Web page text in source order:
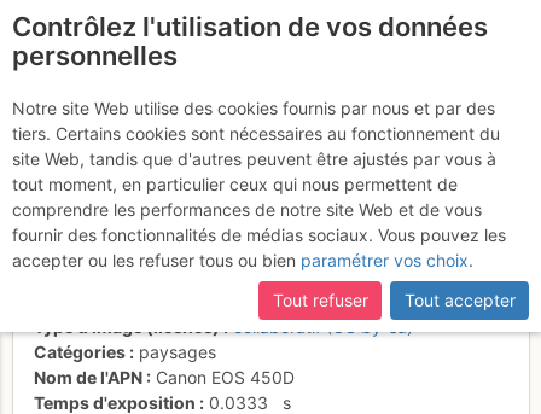
certaines pages ne sont plus accessibles, manquantes ou
incomplètes, déconnectez-vous puis reconnectez-vous à votre
compte sur le site.
Fin de bivouac, pic du
midi d'ossau depuis le lac
du Miey
Date/heure
collaboratif (CC by-sa)
Catégories
paysages
Nom de l'APN
Canon EOS 450D
Temps d'exposition
0.0333
s
Contrôlez l'utilisation de vos données
personnelles
Notre site Web utilise des cookies fournis par nous et par des
tiers. Certains cookies sont nécessaires au fonctionnement du
site Web, tandis que d'autres peuvent être ajustés par vous à
tout moment, en particulier ceux qui nous permettent de
comprendre les performances de notre site Web et de vous
fournir des fonctionnalités de médias sociaux. Vous pouvez les
accepter ou les refuser tous ou bien paramétrer vos choix.
Tout refuser
Tout accepter